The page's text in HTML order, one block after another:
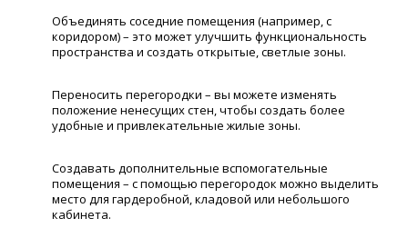
Объединять соседние помещения (например, с
коридором) – это может улучшить функциональность
пространства и создать открытые, светлые зоны.
Переносить перегородки – вы можете изменять
положение ненесущих стен, чтобы создать более
удобные и привлекательные жилые зоны.
Создавать дополнительные вспомогательные
помещения – с помощью перегородок можно выделить
место для гардеробной, кладовой или небольшого
кабинета.